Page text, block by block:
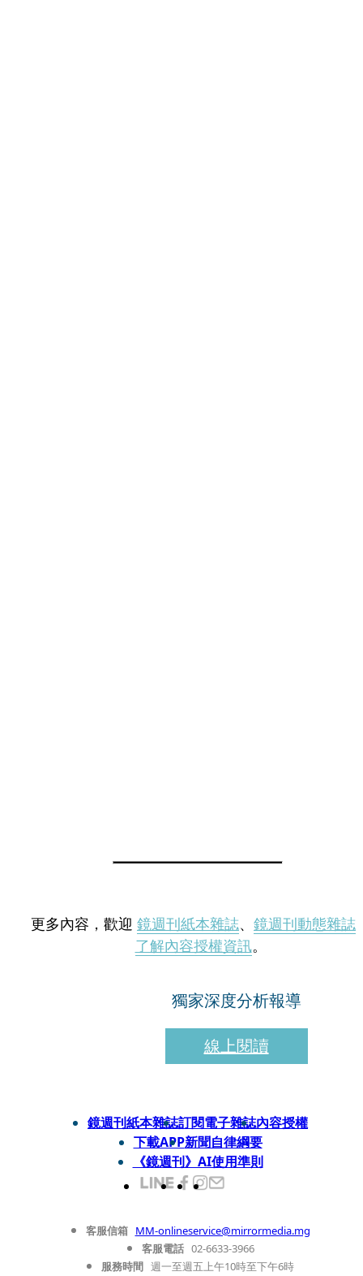
更多內容，歡迎 鏡週刊紙本雜誌、 鏡週刊動態雜誌
了解內容授權資訊。
獨家深度分析報導
線上閱讀
鏡週刊紙本雜誌訂閱電子雜誌內容授權
下載APP新聞自律綱要
《鏡週刊》AI使用準則
客服信箱 MM-onlineservice@mirrormedia.mg
客服電話 02-6633-3966
服務時間 週一至週五上午10時至下午6時